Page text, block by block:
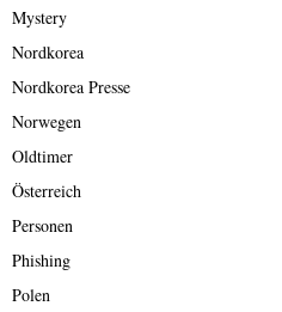
Mystery
Nordkorea
Nordkorea Presse
Norwegen
Oldtimer
Österreich
Personen
Phishing
Polen